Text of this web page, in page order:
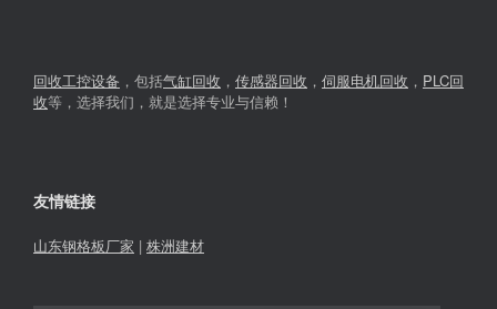
回收工控设备 ，包括气缸回收 ， 传感器回收 ， 伺服电机回收 ， PLC回
收等，选择我们，就是选择专业与信赖！
友情链接
山东钢格板厂家 | 株洲建材